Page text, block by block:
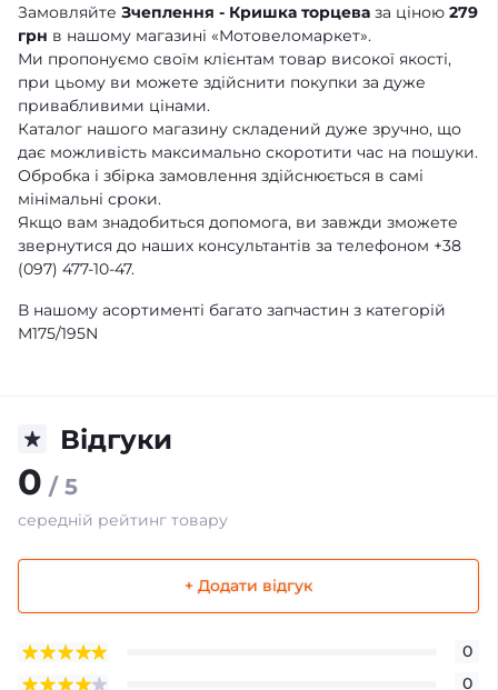
Замовляйте Зчеплення - Кришка торцева за ціною 279
грн в нашому магазині «Мотовеломаркет».
Ми пропонуємо своїм клієнтам товар високої якості,
при цьому ви можете здійснити покупки за дуже
привабливими цінами.
Каталог нашого магазину складений дуже зручно, що
дає можливість максимально скоротити час на пошуки.
Обробка і збірка замовлення здійснюється в самі
мінімальні сроки.
Якщо вам знадобиться допомога, ви завжди зможете
звернутися до наших консультантів за телефоном +38
(097) 477-10-47.
В нашому асортименті багато запчастин з категорій
M175/195N
Відгуки
0 / 5
середній рейтинг товару
+ Додати відгук
0
0